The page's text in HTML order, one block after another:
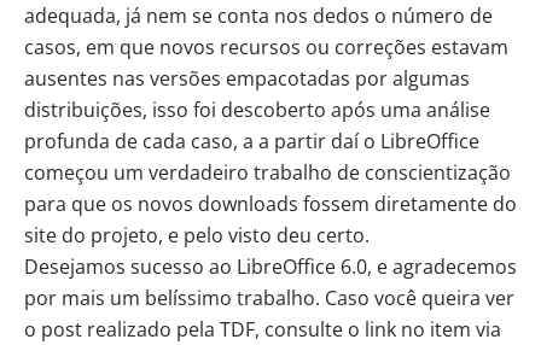
adequada, já nem se conta nos dedos o número de
casos, em que novos recursos ou correções estavam
ausentes nas versões empacotadas por algumas
distribuições, isso foi descoberto após uma análise
profunda de cada caso, a a partir daí o LibreOffice
começou um verdadeiro trabalho de conscientização
para que os novos downloads fossem diretamente do
site do projeto, e pelo visto deu certo.
Desejamos sucesso ao LibreOffice 6.0, e agradecemos
por mais um belíssimo trabalho. Caso você queira ver
o post realizado pela TDF, consulte o link no item via